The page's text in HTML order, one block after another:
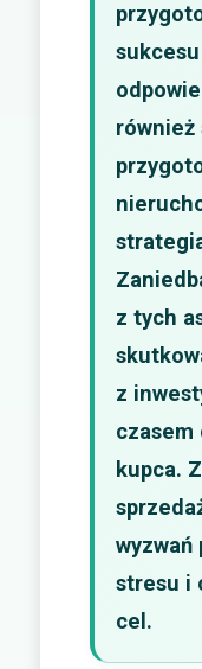
również
z tych
z
czasem
kupca.
wyzwań
stresu i
cel.